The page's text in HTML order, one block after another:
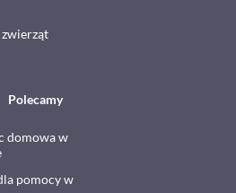
domowa w
pomocy w
Polecamy